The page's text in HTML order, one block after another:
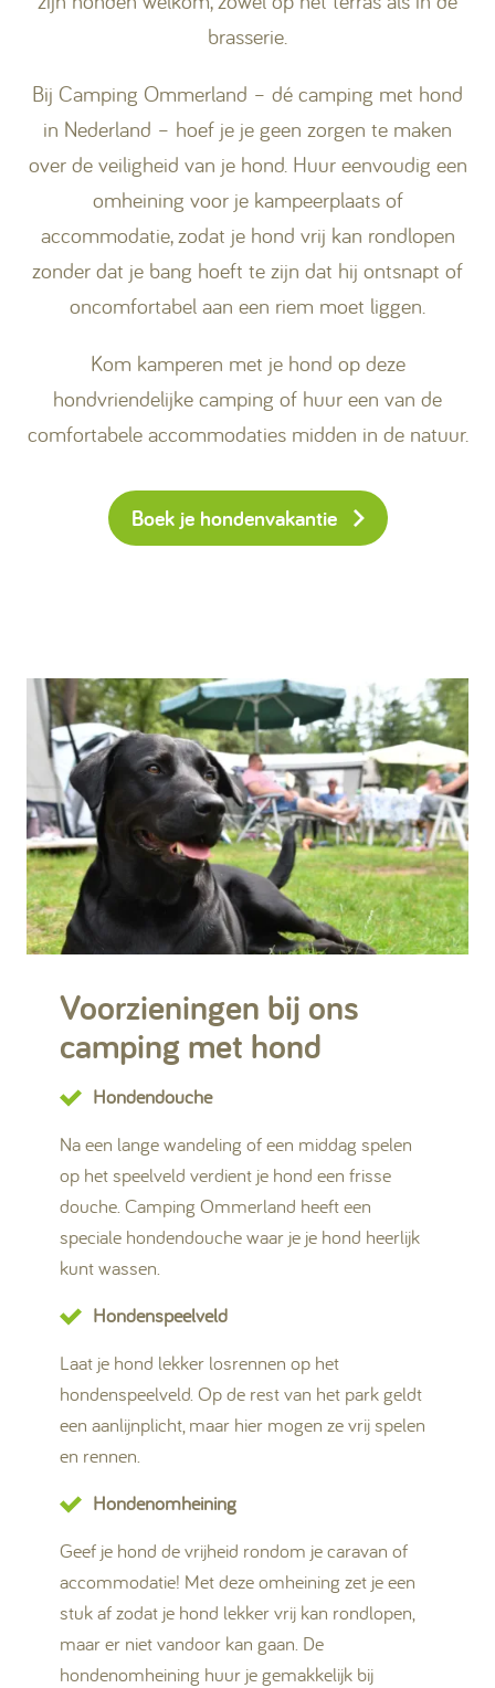
brasserie.
Bij Camping Ommerland – dé camping met hond
in Nederland – hoef je je geen zorgen te maken
over de veiligheid van je hond. Huur eenvoudig een
omheining voor je kampeerplaats of
accommodatie, zodat je hond vrij kan rondlopen
zonder dat je bang hoeft te zijn dat hij ontsnapt of
oncomfortabel aan een riem moet liggen.
Kom kamperen met je hond op deze
hondvriendelijke camping of huur een van de
comfortabele accommodaties midden in de natuur.
Boek je hondenvakantie
Voorzieningen bij ons
camping met hond
Hondendouche
Na een lange wandeling of een middag spelen
op het speelveld verdient je hond een frisse
douche. Camping Ommerland heeft een
speciale hondendouche waar je je hond heerlijk
kunt wassen.
Hondenspeelveld
Laat je hond lekker losrennen op het
hondenspeelveld. Op de rest van het park geldt
een aanlijnplicht, maar hier mogen ze vrij spelen
en rennen.
Hondenomheining
Geef je hond de vrijheid rondom je caravan of
accommodatie! Met deze omheining zet je een
stuk af zodat je hond lekker vrij kan rondlopen,
maar er niet vandoor kan gaan. De
hondenomheining huur je gemakkelijk bij